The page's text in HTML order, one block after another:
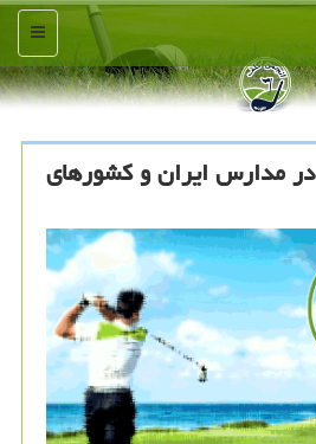
منو
مدارس ایران و كشورهای